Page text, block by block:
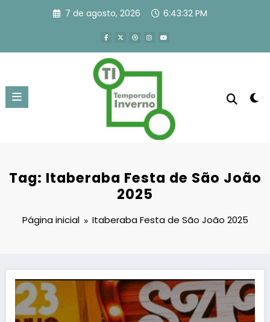
7 de agosto, 2026 6:43:32 PM
Tag: Itaberaba Festa de São João
2025
Página inicial Itaberaba Festa de São João 2025